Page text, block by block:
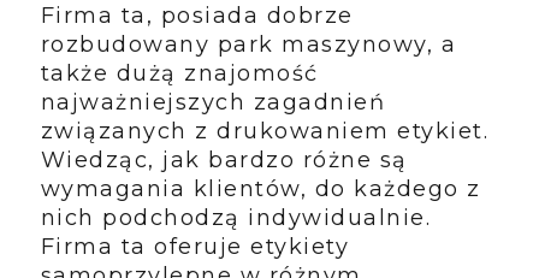
Firma ta, posiada dobrze
rozbudowany park maszynowy, a
także dużą znajomość
najważniejszych zagadnień
związanych z drukowaniem etykiet.
Wiedząc, jak bardzo różne są
wymagania klientów, do każdego z
nich podchodzą indywidualnie.
Firma ta oferuje etykiety